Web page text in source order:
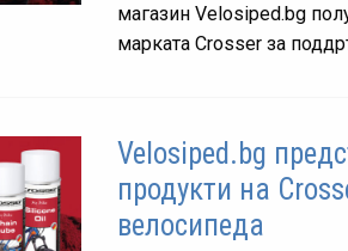
магазин Velosiped.bg
марката Crosser за
Velosiped.bg
продукти на
велосипеда